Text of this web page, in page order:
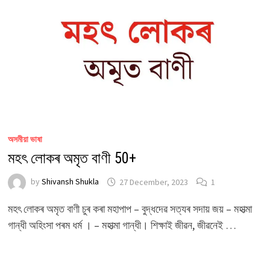
অসমীয়া ভাষা
মহৎ লোকৰ অমৃত বাণী 50+
by Shivansh Shukla 27 December, 2023 1
মহৎ লোকৰ অমৃত বাণী চুৰ কৰা মহাপাপ – বুদ্ধদেৱ সত্যৰ সদায় জয় – মহাত্মা
গান্ধী অহিংসা পৰম ধৰ্ম । – মহাত্মা গান্ধী। শিক্ষাই জীৱন, জীৱনেই …